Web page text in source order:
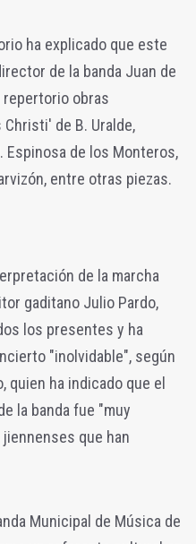
ha explicado que este
de la banda Juan de
repertorio obras
de B. Uralde,
Espinosa de los Monteros,
entre otras piezas.
de la marcha
gaditano Julio Pardo,
los presentes y ha
"inolvidable", según
quien ha indicado que el
la banda fue "muy
que han
Municipal de Música de